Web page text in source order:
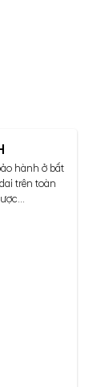
hành ở bất
trên toàn